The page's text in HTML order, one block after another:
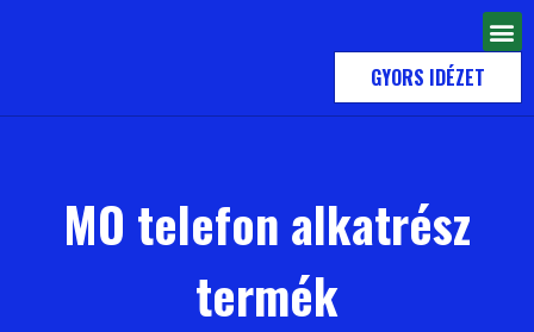
GYORS IDÉZET
MO telefon alkatrész
termék